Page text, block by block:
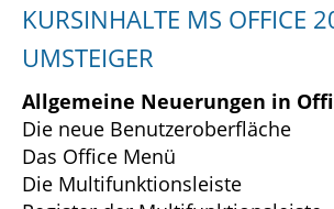
KURSINHALTE MS OFFICE
UMSTEIGER
Allgemeine Neuerungen in
Die neue Benutzeroberfläche
Das Office Menü
Die Multifunktionsleiste